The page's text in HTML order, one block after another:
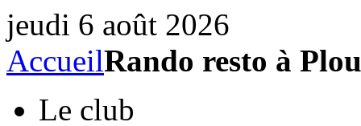
jeudi 6 août 2026
AccueilRando resto à
Le club